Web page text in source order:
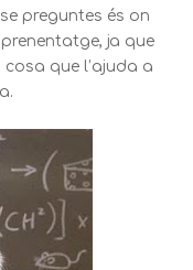
preguntes és on
ja que
que l’ajuda a